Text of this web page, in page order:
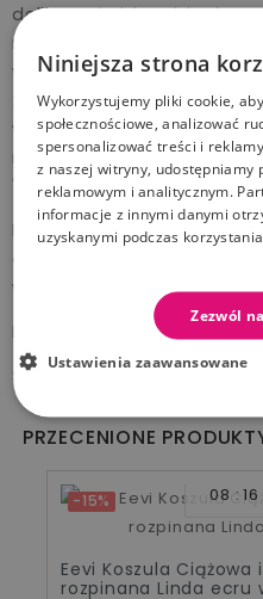
delikatnej skóry dziecka.
rozpięcie, przez co
wygodne. Wykończony
zakończone są
wzór. Napki użyte w
niklu. Wyprodukowany w
"Bezpieczny dla dziecka".
Do produkcji używane są
względem
Dostępny w rozmiarach
Skład: 100% bawełna
PRZECENIONE
-15% 08 16
Eevi Koszula
rozpinana Linda ecru
Niniejsza strona
Wykorzystujemy pliki cookie,
społecznościowe, analizować
spersonalizować treści i
z naszej witryny, udostępniamy
reklamowym i analitycznym.
informacje z innymi danymi
uzyskanymi podczas korzystania
Zezwól
Ustawienia zaawansowane